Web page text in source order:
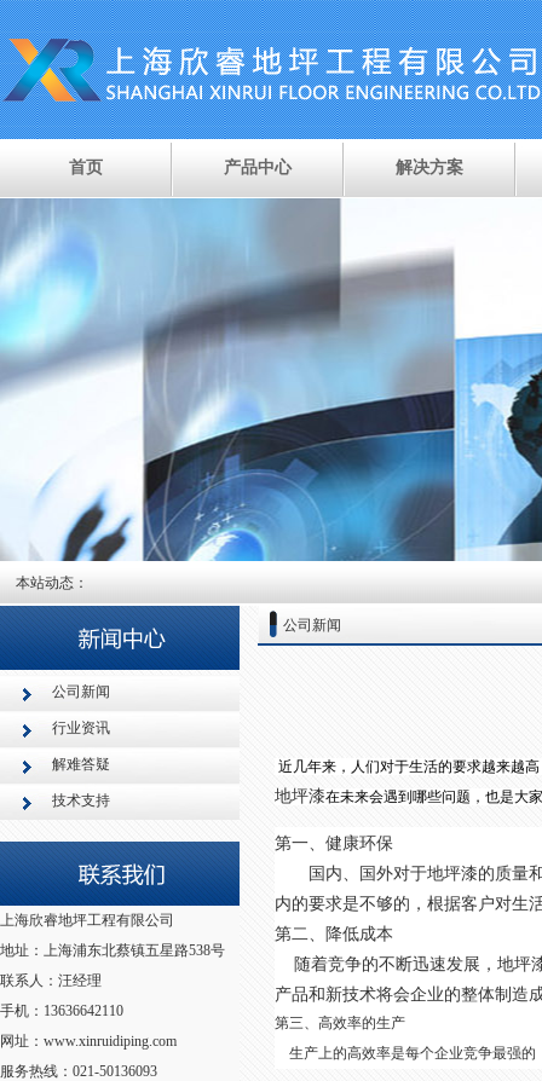
首页 产品中心 解决方案
本站动态：
公司新闻
行业资讯
解难答疑
技术支持
上海欣睿地坪工程有限公司
地址：上海浦东北蔡镇五星路538号
联系人：汪经理
手机：13636642110
网址：www.xinruidiping.com
服务热线：021-50136093
公司新闻
近几年来，人们对于生活的要求越来越
地坪漆在未来会遇到哪些问题，也是大
第一、健康环保
国内、国外对于地坪漆的质量和
内的要求是不够的，根据客户对生
第二、降低成本
随着竞争的不断迅速发展，地坪
产品和新技术将会企业的整体制造
第三、高效率的生产
生产上的高效率是每个企业竞争最强的